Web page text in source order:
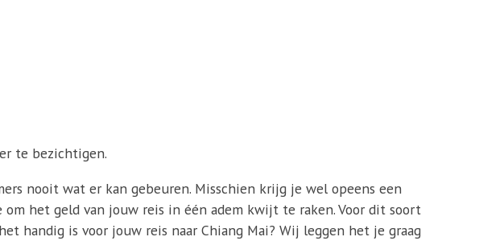
te bezichtigen.
nooit wat er kan gebeuren. Misschien krijg je wel opeens een
het geld van jouw reis in één adem kwijt te raken. Voor dit soort
handig is voor jouw reis naar Chiang Mai? Wij leggen het je graag